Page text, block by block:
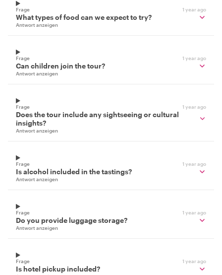
Frage 1 year ago
What types of food can we expect to try?
Antwort anzeigen
Frage 1 year ago
Can children join the tour?
Antwort anzeigen
Frage 1 year ago
Does the tour include any sightseeing or cultural
insights?
Antwort anzeigen
Frage 1 year ago
Is alcohol included in the tastings?
Antwort anzeigen
Frage 1 year ago
Do you provide luggage storage?
Antwort anzeigen
Frage 1 year ago
Is hotel pickup included?